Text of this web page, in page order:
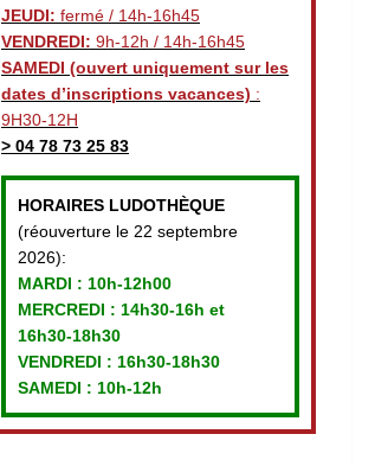
JEUDI: fermé / 14h-16h45
VENDREDI: 9h-12h / 14h-16h45
SAMEDI (ouvert uniquement sur les
dates d’inscriptions vacances) :
9H30-12H
> 04 78 73 25 83
HORAIRES LUDOTHÈQUE
(réouverture le 22 septembre
2026):
MARDI : 10h-12h00
MERCREDI : 14h30-16h et
16h30-18h30
VENDREDI : 16h30-18h30
SAMEDI : 10h-12h